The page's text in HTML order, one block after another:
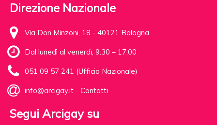
Direzione Nazionale
Via Don Minzoni, 18 - 40121 Bologna
Dal lunedì al venerdì, 9.30 – 17.00
051 09 57 241 (Ufficio Nazionale)
info@arcigay.it - Contatti
Segui Arcigay su